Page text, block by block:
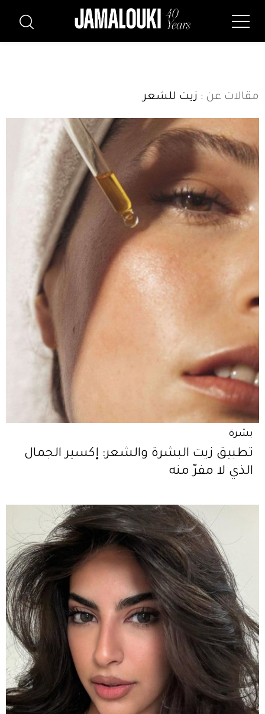
مقالات عن : زيت للشعر
بشرة
تطبيق زيت البشرة والشعر: إكسير الجمال
الذي لا مفرّ منه